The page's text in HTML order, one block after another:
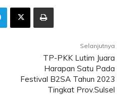
Selanjutnya
TP-PKK Lutim Juara
Harapan Satu Pada
Festival B2SA Tahun 2023
Tingkat Prov.Sulsel